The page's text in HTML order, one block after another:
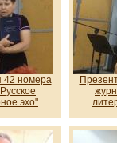
42 номера
эхо"